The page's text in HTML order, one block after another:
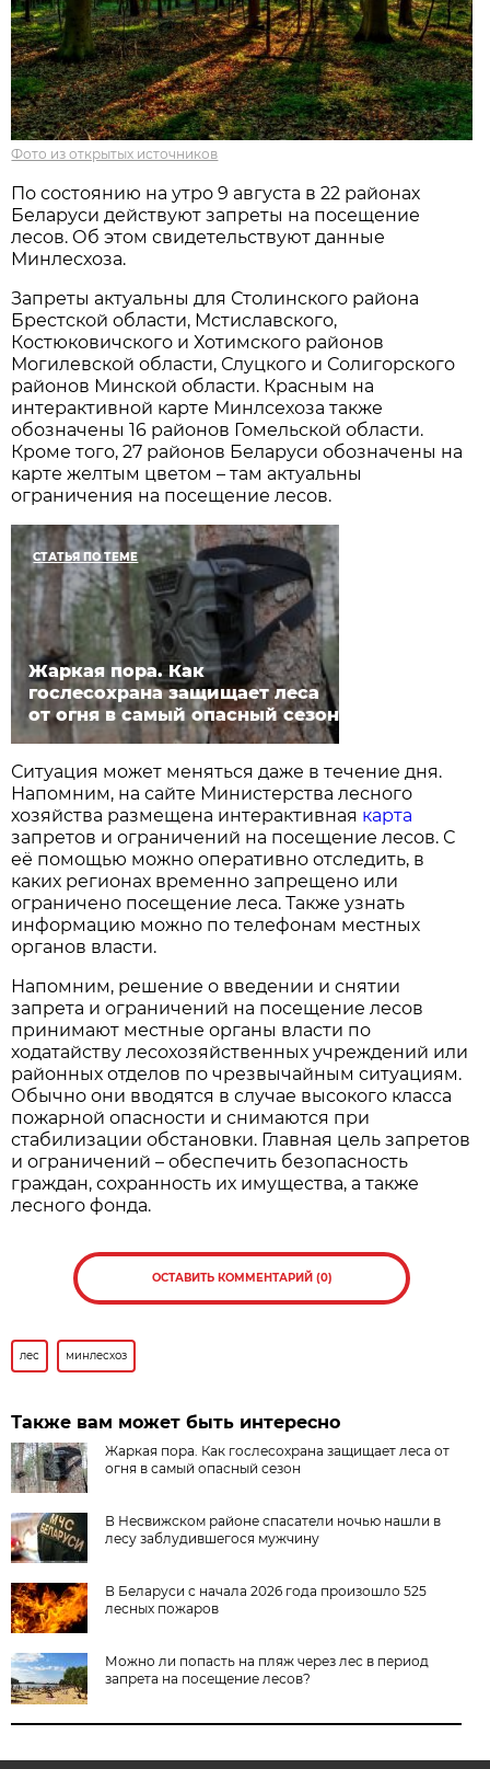
Фото из открытых источников
По состоянию на утро 9 августа в 22 районах
Беларуси действуют запреты на посещение
лесов. Об этом свидетельствуют данные
Минлесхоза.
Запреты актуальны для Столинского района
Брестской области, Мстиславского,
Костюковичского и Хотимского районов
Могилевской области, Слуцкого и Солигорского
районов Минской области. Красным на
интерактивной карте Минлсехоза также
обозначены 16 районов Гомельской области.
Кроме того, 27 районов Беларуси обозначены на
карте желтым цветом – там актуальны
ограничения на посещение лесов.
СТАТЬЯ ПО ТЕМЕ
Жаркая пора. Как
гослесохрана защищает леса
от огня в самый опасный сезон
Ситуация может меняться даже в течение дня.
Напомним, на сайте Министерства лесного
хозяйства размещена интерактивная карта
запретов и ограничений на посещение лесов. С
её помощью можно оперативно отследить, в
каких регионах временно запрещено или
ограничено посещение леса. Также узнать
информацию можно по телефонам местных
органов власти.
Напомним, решение о введении и снятии
запрета и ограничений на посещение лесов
принимают местные органы власти по
ходатайству лесохозяйственных учреждений или
районных отделов по чрезвычайным ситуациям.
Обычно они вводятся в случае высокого класса
пожарной опасности и снимаются при
стабилизации обстановки. Главная цель запретов
и ограничений – обеспечить безопасность
граждан, сохранность их имущества, а также
лесного фонда.
ОСТАВИТЬ КОММЕНТАРИЙ (0)
лес минлесхоз
Также вам может быть интересно
Жаркая пора. Как гослесохрана защищает леса от
огня в самый опасный сезон
В Несвижском районе спасатели ночью нашли в
лесу заблудившегося мужчину
В Беларуси с начала 2026 года произошло 525
лесных пожаров
Можно ли попасть на пляж через лес в период
запрета на посещение лесов?